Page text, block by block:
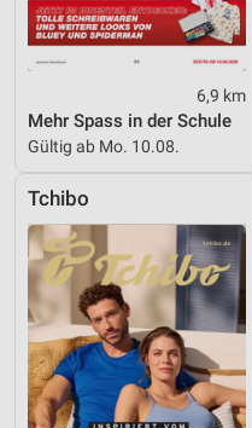
6,9 km
Mehr Spass in der Schule
Gültig ab Mo. 10.08.
Tchibo